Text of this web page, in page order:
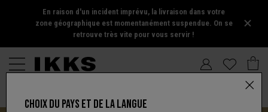
En raison d'un incident imprévu, la livraison dans votre
zone géographique est momentanément suspendue. On se
retrouve très vite pour vous servir !
CHOIX DU PAYS ET DE LA LANGUE